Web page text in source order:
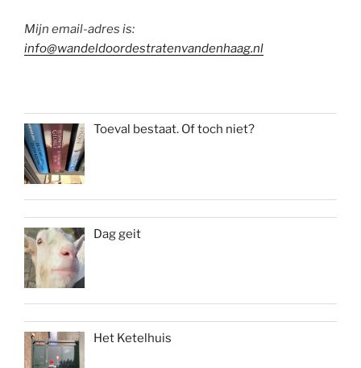
Mijn email-adres is:
info@wandeldoordestratenvandenhaag.nl
Toeval bestaat. Of toch niet?
Dag geit
Het Ketelhuis